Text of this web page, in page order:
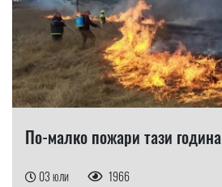
По-малко пожари тази година
03 юли 1966